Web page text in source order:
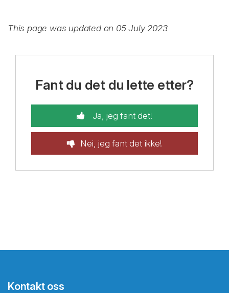
This page was updated on 05 July 2023
Fant du det du lette etter?
Ja, jeg fant det!
Nei, jeg fant det ikke!
Kontakt oss